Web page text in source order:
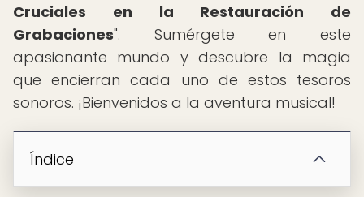
Cruciales en la Restauración de
Grabaciones". Sumérgete en este
apasionante mundo y descubre la magia
que encierran cada uno de estos tesoros
sonoros. ¡Bienvenidos a la aventura musical!
Índice